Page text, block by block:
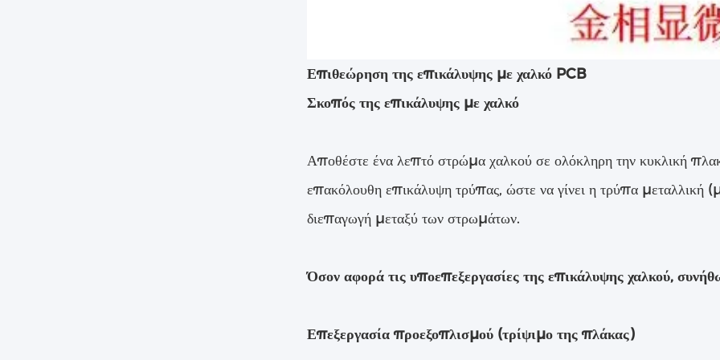
Επιθεώρηση της επικάλυψης με χαλκό PCB
Σκοπός της επικάλυψης με χαλκό
Αποθέστε ένα λεπτό στρώμα χαλκού σε ολόκληρη την κυκλική
επακόλουθη επικάλυψη τρύπας, ώστε να γίνει η τρύπα μεταλλική
διεπαγωγή μεταξύ των στρωμάτων.
Όσον αφορά τις υποεπεξεργασίες της επικάλυψης χαλκού,
Επεξεργασία προεξοπλισμού (τρίψιμο της πλάκας)